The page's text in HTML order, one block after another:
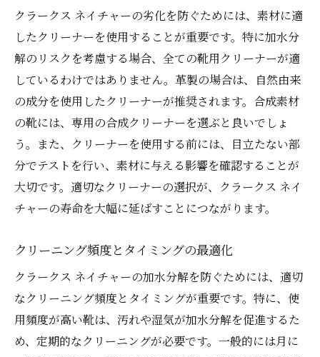
クラークス ネイチャーの劣化を防ぐためには、素材に適
したクリーナーを使用することが重要です。特に加水分
解のリスクを考慮する場合、全ての靴用クリーナーが適
しているわけではありません。革製の場合は、自然由来
の成分を使用したクリーナーが推奨されます。合成素材
の靴には、専用の合成クリーナーを選ぶと良いでしょ
う。また、クリーナーを使用する前には、目立たない部
分でテストを行い、素材に与える影響を確認することが
大切です。適切なクリーナーの選択が、クラークス ネイ
チャーの寿命を大幅に延ばすことにつながります。
クリーニング頻度とタイミングの最適化
クラークス ネイチャーの加水分解を防ぐためには、適切
なクリーニング頻度とタイミングが重要です。特に、使
用頻度が高い靴は、汚れや湿気が加水分解を促進するた
め、定期的なクリーニングが必要です。一般的には月に